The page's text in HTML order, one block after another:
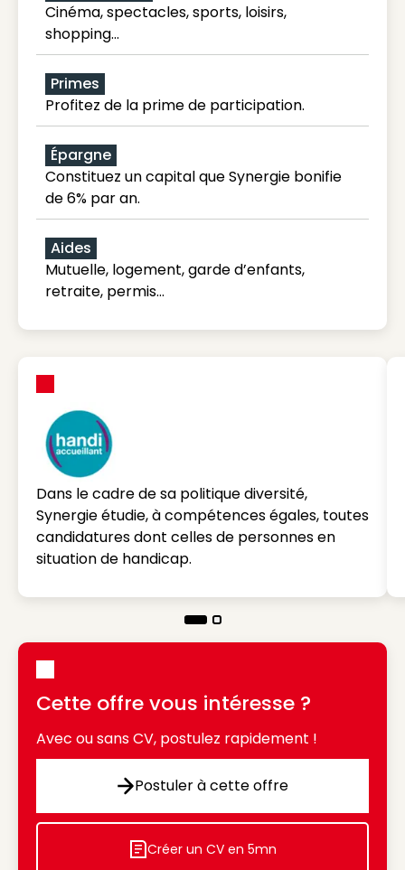
Cinéma, spectacles, sports, loisirs,
shopping...
Primes
Profitez de la prime de participation.
Épargne
Constituez un capital que Synergie bonifie
de 6% par an.
Aides
Mutuelle, logement, garde d’enfants,
retraite, permis…
Dans le cadre de sa politique diversité,
Synergie étudie, à compétences égales, toutes
candidatures dont celles de personnes en
situation de handicap.
Cette offre vous intéresse ?
Avec ou sans CV, postulez rapidement !
Postuler à cette offre
Postuler à cette offre
Icon decorative
Créer un CV en 5mn